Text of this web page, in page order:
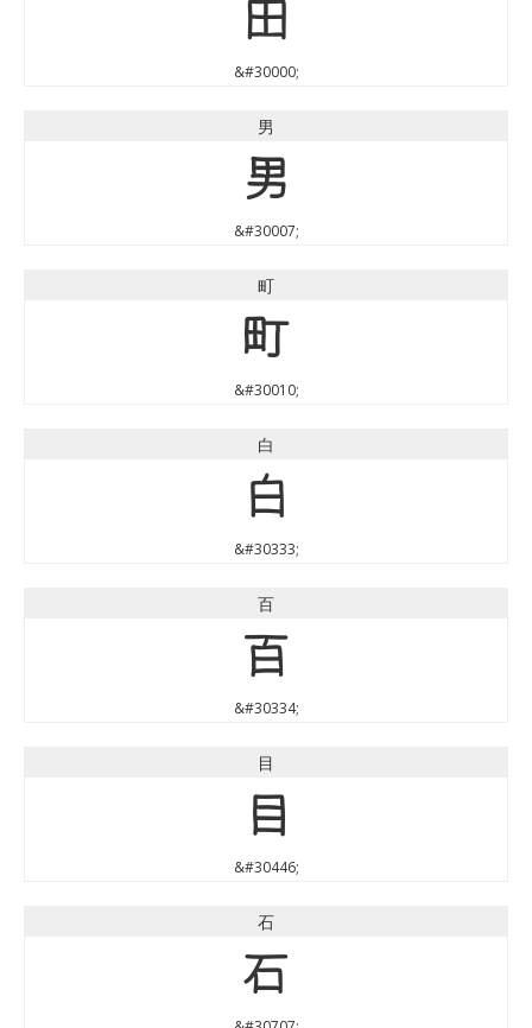
田
&#30000;
男
男
&#30007;
町
町
&#30010;
白
白
&#30333;
百
百
&#30334;
目
目
&#30446;
石
石